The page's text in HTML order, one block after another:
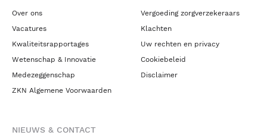
Over ons
Vacatures
Kwaliteitsrapportages
Wetenschap & Innovatie
Medezeggenschap
ZKN Algemene Voorwaarden
Vergoeding zorgverzekeraars
Klachten
Uw rechten en privacy
Cookiebeleid
Disclaimer
NIEUWS & CONTACT